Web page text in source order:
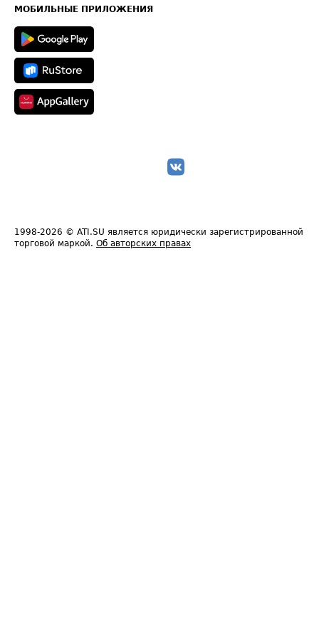
Техническая информация
МОБИЛЬНЫЕ ПРИЛОЖЕНИЯ
1998-2026 © ATI.SU является юридически зарегистрированной
торговой маркой. Об авторских правах